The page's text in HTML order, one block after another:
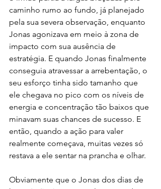
caminho rumo ao fundo, já planejado
pela sua severa observação, enquanto
Jonas agonizava em meio à zona de
impacto com sua ausência de
estratégia. E quando Jonas finalmente
conseguia atravessar a arrebentação, o
seu esforço tinha sido tamanho que
ele chegava no pico com os níveis de
energia e concentração tão baixos que
minavam suas chances de sucesso. E
então, quando a ação para valer
realmente começava, muitas vezes só
restava a ele sentar na prancha e olhar.
Obviamente que o Jonas dos dias de